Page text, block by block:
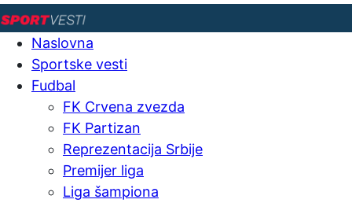
Naslovna
Sportske vesti
Fudbal
FK Crvena zvezda
FK Partizan
Reprezentacija Srbije
Premijer liga
Liga šampiona